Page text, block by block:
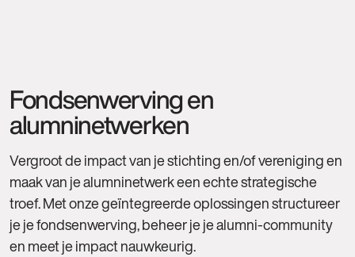
Fondsenwerving en
alumninetwerken
Vergroot de impact van je stichting en/of vereniging en
maak van je alumninetwerk een echte strategische
troef. Met onze geïntegreerde oplossingen structureer
je je fondsenwerving, beheer je je alumni-community
en meet je impact nauwkeurig.